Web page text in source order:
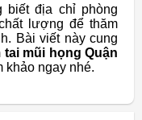
biết địa chỉ phòng
lượng để thăm
Bài viết này cung
tai mũi họng Quận
khảo ngay nhé.